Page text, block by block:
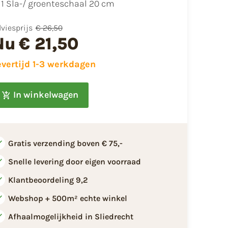
1 Sla-/ groenteschaal 20 cm
€ 26,50
€ 21,50
1-3 werkdagen
In winkelwagen
Gratis verzending boven € 75,-
Snelle levering door eigen voorraad
Klantbeoordeling 9,2
Webshop + 500m² echte winkel
Afhaalmogelijkheid in Sliedrecht